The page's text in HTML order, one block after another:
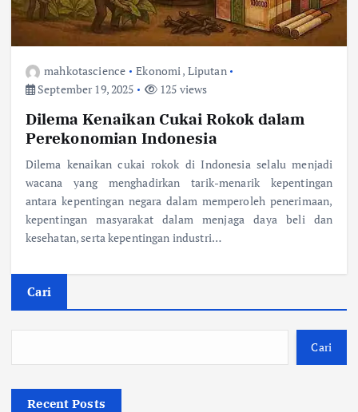
mahkotascience Ekonomi, Liputan
September 19, 2025
125 views
Dilema Kenaikan Cukai Rokok dalam
Perekonomian Indonesia
Dilema kenaikan cukai rokok di Indonesia selalu menjadi
wacana yang menghadirkan tarik-menarik kepentingan
antara kepentingan negara dalam memperoleh penerimaan,
kepentingan masyarakat dalam menjaga daya beli dan
kesehatan, serta kepentingan industri…
Cari
Cari
Recent Posts